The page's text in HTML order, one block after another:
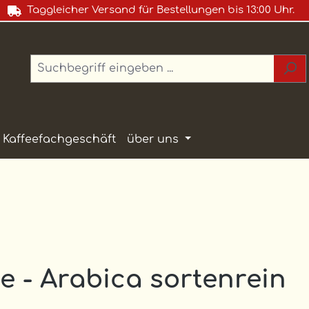
Taggleicher Versand für Bestellungen bis 13:00 Uhr.
Kaffeefachgeschäft über uns
- Arabica sortenrein